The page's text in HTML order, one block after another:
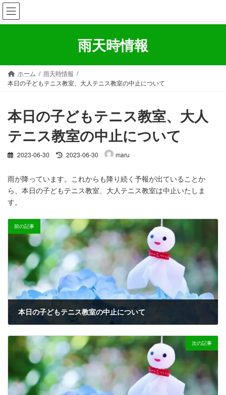
コ
ン
テ
ス
ナ
ビ
ゲ
ン
雨天時情報
ホーム
雨天時情報
本日の子どもテニス教室、大人テニス教室の中止について
本日の子どもテニス教室、大人
テニス教室の中止について
2023-06-30
最
新
日
2023-06-30 maru
雨が降っています。これからも降り続く予報が出ていることか
ら、本日の子どもテニス教室、大人テニス教室は中止いたしま
す。
前の記事
本日の子どもテニス教室の中止について
次の記事